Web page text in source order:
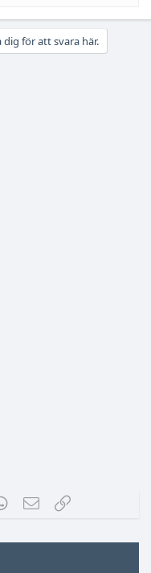
för att svara här.
WhatsApp
E-postLänk